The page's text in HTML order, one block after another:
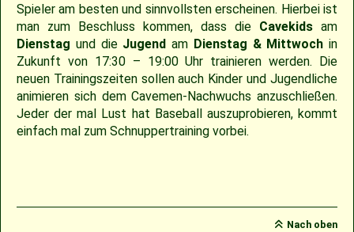
Spieler am besten und sinnvollsten erscheinen. Hierbei ist
man zum Beschluss kommen, dass die Cavekids am
Dienstag und die Jugend am Dienstag & Mittwoch in
Zukunft von 17:30 – 19:00 Uhr trainieren werden. Die
neuen Trainingszeiten sollen auch Kinder und Jugendliche
animieren sich dem Cavemen-Nachwuchs anzuschließen.
Jeder der mal Lust hat Baseball auszuprobieren, kommt
einfach mal zum Schnuppertraining vorbei.
Nach oben